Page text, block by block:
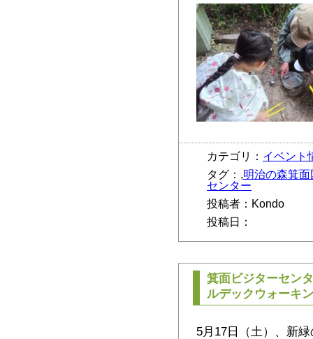
カテゴリ： イベント
タグ：,明治の森箕
センター
投稿者：Kondo
投稿日：
箕面ビジターセン
ルデックウォーキ
5月17日（土）、新